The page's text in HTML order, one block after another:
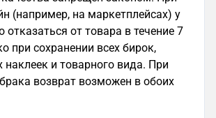
(например, на маркетплейсах) у
отказаться от товара в течение 7
при сохранении всех бирок,
наклеек и товарного вида. При
возврат возможен в обоих